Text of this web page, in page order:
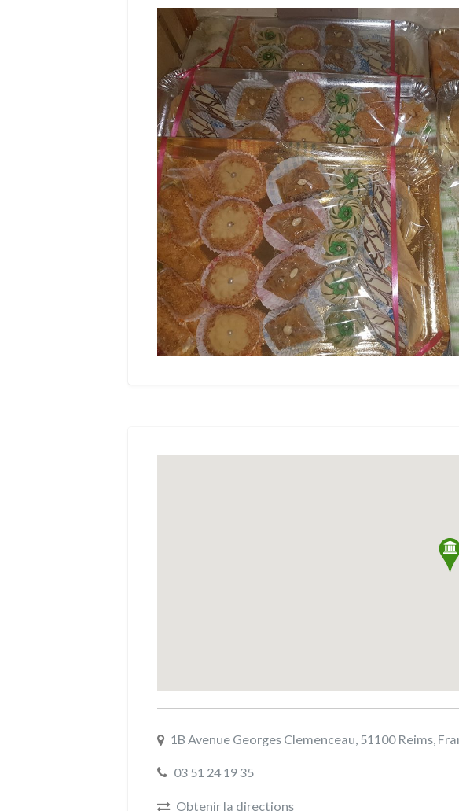
1B Avenue Georges Clemenceau, 51100 Reims,
03 51 24 19 35
Obtenir la directions